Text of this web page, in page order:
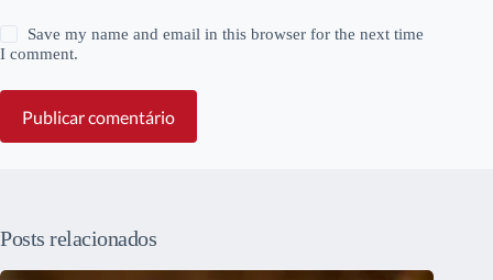
Save my name and email in this browser for the next time
I comment.
Publicar comentário
Posts relacionados